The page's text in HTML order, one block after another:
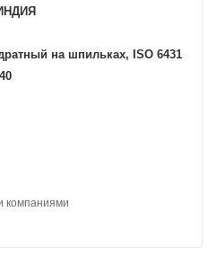
на шпильках, ISO 6431
40
компаниями